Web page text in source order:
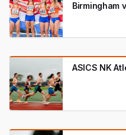
Birmingham
ASICS NK